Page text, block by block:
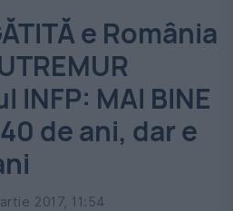
e România
INFP: MAI BINE
de ani, dar e
2017, 11:54